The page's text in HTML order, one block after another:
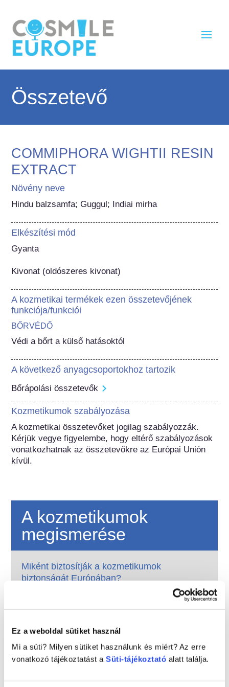
Ez a weboldal sütiket használ
Mi a süti? Milyen sütiket használunk és miért? Az erre
vonatkozó tájékoztatást a Süti-tájékoztató alatt találja.
Összetevő
COMMIPHORA WIGHTII RESIN
EXTRACT
Növény neve
Hindu balzsamfa; Guggul; Indiai mirha
Elkészítési mód
Gyanta
Kivonat (oldószeres kivonat)
A kozmetikai termékek ezen összetevőjének
funkciója/funkciói
BŐRVÉDŐ
Védi a bőrt a külső hatásoktól
A következő anyagcsoportokhoz tartozik
Bőrápolási összetevők
Kozmetikumok szabályozása
A kozmetikai összetevőket jogilag szabályozzák.
Kérjük vegye figyelembe, hogy eltérő szabályozások
vonatkozhatnak az összetevőkre az Európai Unión
kívül.
A kozmetikumok
megismerése
Miként biztosítják a kozmetikumok
biztonságát Európában?
Szigorú jogszabályok biztosítják, hogy az
Európai Unióban értékesített kozmetikumok
és testápolási termékek biztonságosan
országos és az európai szabályozó hatóságok
közösen felelősek a kozmetikai termékek
biztonságának megőrzéséért.
anyagokról?
A kozmetikai termékekben használt egyes